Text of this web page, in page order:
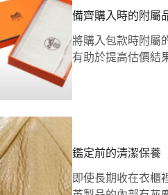
備齊購入時的附屬
將購入包款時附屬
有助於提高估價結
鑑定前的清潔保養
即使長期收在衣櫃